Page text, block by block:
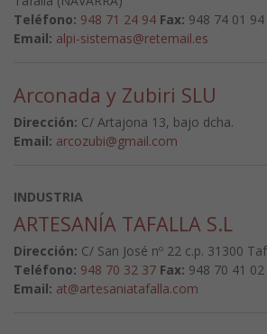
Teléfono: 948 71 24 94 Fax: 948 74 01 94
Email: alpi-sistemas@retemail.es
Arconada y Zubiri SLU
Dirección: C/ Artajona 13, bajo dcha.
Email: arcozubi@gmail.com
INDUSTRIA
ARTESANÍA TAFALLA S.L
Dirección: C/ San José nº 22 c.p. 31300
Teléfono: 948 70 32 37 Fax: 948 70 41 02
Email: at@artesaniatafalla.com